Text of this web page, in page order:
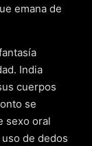
emana de
India
cuerpos
se
sexo oral
de dedos